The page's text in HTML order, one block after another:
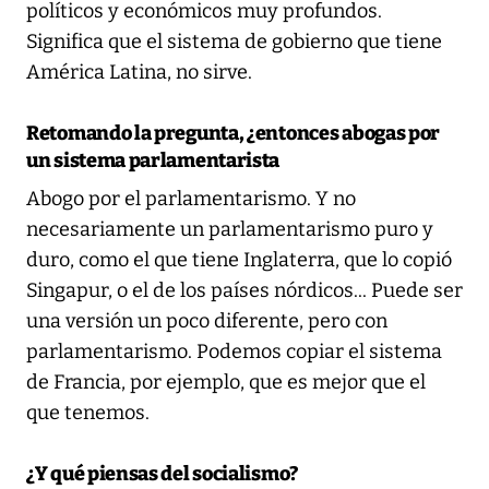
políticos y económicos muy profundos.
Significa que el sistema de gobierno que tiene
América Latina, no sirve.
Retomando la pregunta, ¿entonces abogas por
un sistema parlamentarista
Abogo por el parlamentarismo. Y no
necesariamente un parlamentarismo puro y
duro, como el que tiene Inglaterra, que lo copió
Singapur, o el de los países nórdicos... Puede ser
una versión un poco diferente, pero con
parlamentarismo. Podemos copiar el sistema
de Francia, por ejemplo, que es mejor que el
que tenemos.
¿Y qué piensas del socialismo?